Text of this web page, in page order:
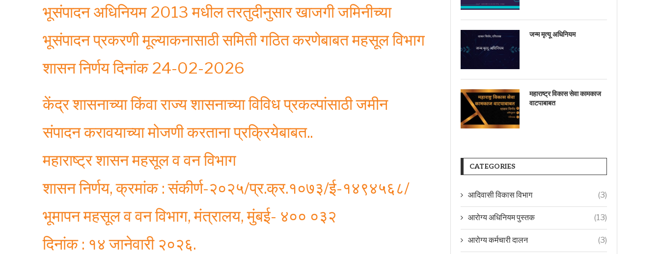
भूसंपादन अधिनियम 2013 मधील तरतुदीनुसार खाजगी जमिनीच्या
भूसंपादन प्रकरणी मूल्याकनासाठी समिती गठित करणेबाबत महसूल विभाग
शासन निर्णय दिनांक 24-02-2026
केंद्र शासनाच्या किंवा राज्य शासनाच्या विविध प्रकल्पांसाठी जमीन
संपादन करावयाच्या मोजणी करताना प्रक्रियेबाबत..
महाराष्ट्र शासन महसूल व वन विभाग
शासन निर्णय, क्रमांक : संकीर्ण-२०२५/प्र.क्र.१०७३/ई-१४९४५६८/
भूमापन महसूल व वन विभाग, मंत्रालय, मुंबई- ४०० ०३२
दिनांक : १४ जानेवारी २०२६.
जन्म मृत्यू अधिनियम
महाराष्ट्र विकास सेवा कामकाज
वाटपाबाबत
CATEGORIES
आदिवासी विकास विभाग (3)
आरोग्य अधिनियम पुस्तक (13)
आरोग्य कर्मचारी दालन (3)